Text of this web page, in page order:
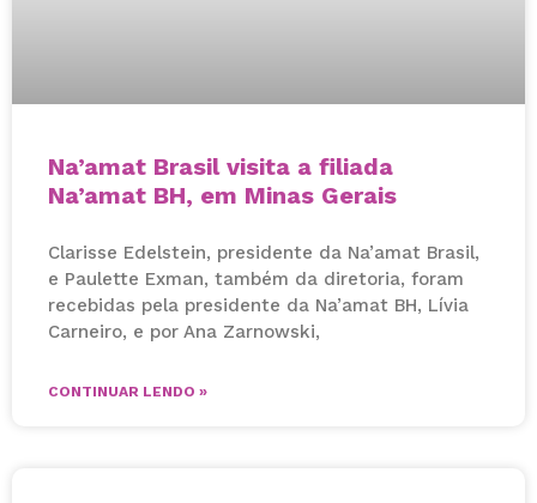
Na’amat Brasil visita a filiada
Na’amat BH, em Minas Gerais
Clarisse Edelstein, presidente da Na’amat Brasil,
e Paulette Exman, também da diretoria, foram
recebidas pela presidente da Na’amat BH, Lívia
Carneiro, e por Ana Zarnowski,
CONTINUAR LENDO »